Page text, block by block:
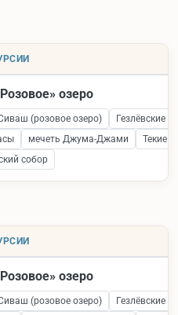
озеро
(розовое озеро)
Гезлёвские
мечеть Джума-Джами
Текие
собор
озеро
(розовое озеро)
Гезлёвские